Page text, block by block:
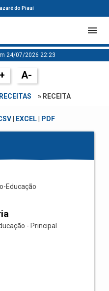
do Piauí
24/07/2026 22:23
A-
RECEITAS » RECEITA
| EXCEL| PDF
Educação
- Principal